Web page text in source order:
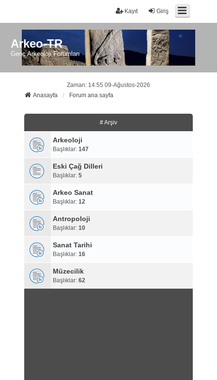
Giriş
Kayıt
Arkeo-TR
Genç Arkeoloji Forumları
Zaman: 14:55 09-Ağustos-2026
Anasayfa
Forum ana sayfa
# Arşiv
Arkeoloji
Başlıklar: 147
Eski Çağ Dilleri
Başlıklar: 5
Arkeo Sanat
Başlıklar: 12
Antropoloji
Başlıklar: 10
Sanat Tarihi
Başlıklar: 16
Müzecilik
Başlıklar: 62